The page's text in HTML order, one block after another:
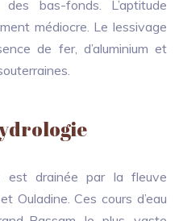
bas-fonds. L’aptitude
médiocre. Le lessivage
de fer, d’aluminium et
est drainée par la fleuve
Ouladine. Ces cours d’eau